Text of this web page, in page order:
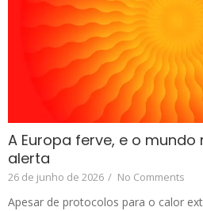
A Europa ferve, e o
alerta
26 de junho de 2026 / No Comments
Apesar de protocolos para o calor